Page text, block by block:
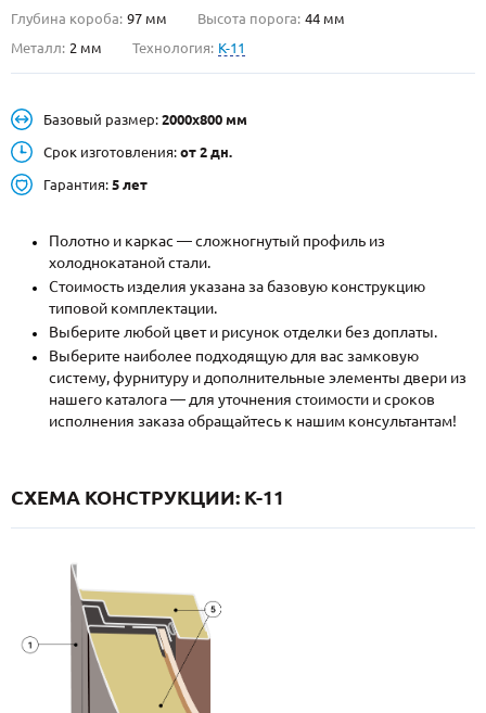
О НАС
КОНТАКТЫ
Металлические двери от производителя с доставкой и установкой в
Москве и МО
НАЙТИ:
+7 (495) 411-44-41
INFO@META-M.RU
Каталог Распродажа Как купить
Глубина короба: 97 мм Высота порога: 44 мм
Металл: 2 мм Технология: K-11
Базовый размер: 2000х800 мм
Срок изготовления: от 2 дн.
Гарантия: 5 лет
Полотно и каркас — сложногнутый профиль из
холоднокатаной стали.
Стоимость изделия указана за базовую конструкцию
типовой комплектации.
Выберите любой цвет и рисунок отделки без доплаты.
Выберите наиболее подходящую для вас замковую
систему, фурнитуру и дополнительные элементы двери из
нашего каталога — для уточнения стоимости и сроков
исполнения заказа обращайтесь к нашим консультантам!
СХЕМА КОНСТРУКЦИИ: K-11